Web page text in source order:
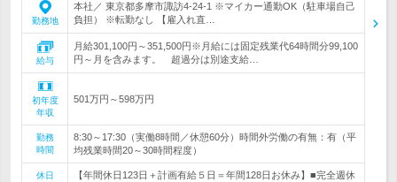
勤務地
本社／ 東京都多摩市諏訪4-24-1 ※マイカー通勤OK（駐車場自己
負担） ※転勤なし 【雇入れ直…
給与
月給301,100円～351,500円※月給には固定残業代64時間分99,100
円～月を含みます。 超過分は別途支給…
初年度
年収
501万円～598万円
勤務
時間
8:30～17:30（実働8時間／休憩60分）時間外労働の有無：有（平
均残業時間20～30時間程度）
休日
【年間休日123日＋計画有給５日＝年間128日お休み】■完全週休